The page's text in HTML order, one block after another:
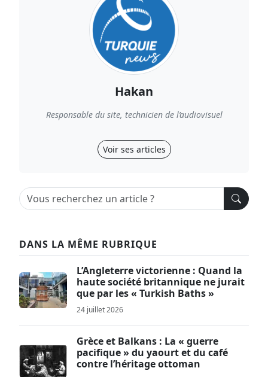
Hakan
Responsable du site, technicien de l’audiovisuel
Voir ses articles
DANS LA MÊME RUBRIQUE
L’Angleterre victorienne : Quand la
haute société britannique ne jurait
que par les « Turkish Baths »
24 juillet 2026
Grèce et Balkans : La « guerre
pacifique » du yaourt et du café
contre l’héritage ottoman